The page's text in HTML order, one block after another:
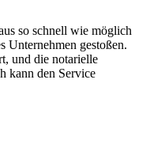
so schnell wie möglich
Unternehmen gestoßen.
und die notarielle
kann den Service